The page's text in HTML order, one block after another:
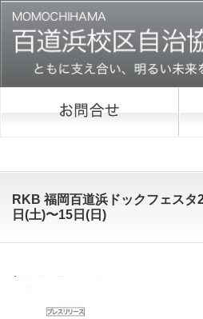
RKB 福岡百道浜ドックフェス
日(土)〜15日(日)